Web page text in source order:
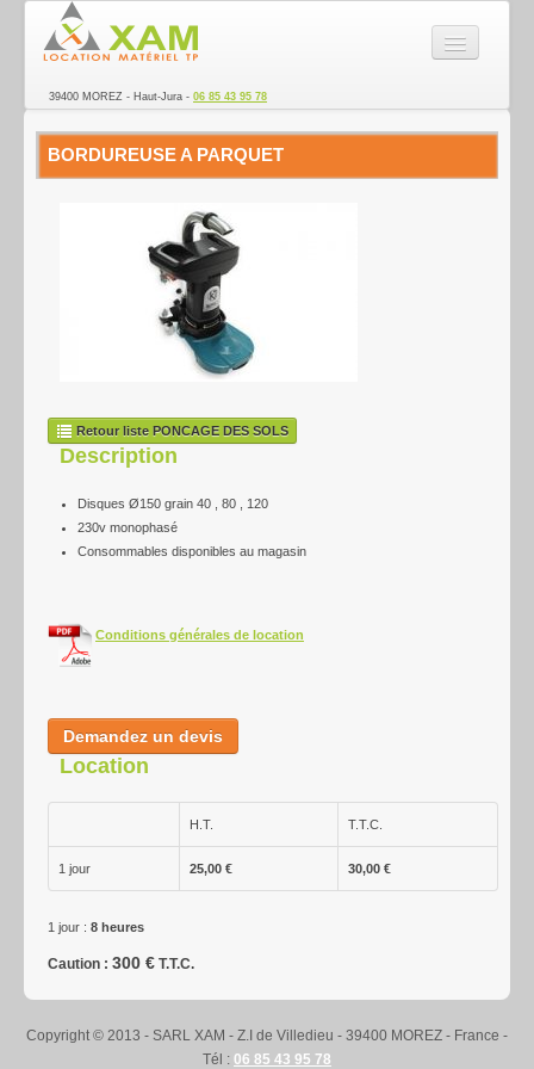
SARL XAM - Location de
La société
Nacelle
Véhicules Utilitaires
Ponçage des sols
Espace vert
Nettoyage
39400 MOREZ - Haut-Jura - 06 85 43 95 78
BORDUREUSE A PARQUET
Retour liste PONCAGE DES SOLS
Description
Disques Ø150 grain 40 , 80 , 120
230v monophasé
Consommables disponibles au magasin
Conditions générales de location
Demandez un devis
Location
H.T. T.T.C.
1 jour 25,00 € 30,00 €
1 jour : 8 heures
Caution : 300 € T.T.C.
Copyright © 2013 - SARL XAM - Z.I de Villedieu - 39400 MOREZ - France -
Tél : 06 85 43 95 78